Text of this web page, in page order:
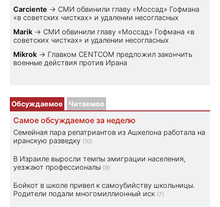
Carciente → СМИ обвинили главу «Моссад» Гофмана
«в советских чистках» и удалении несогласных
Marik → СМИ обвинили главу «Моссад» Гофмана «в
советских чистках» и удалении несогласных
Mikrok → Главком CENTCOM предложил закончить
военные действия против Ирана
Обсуждаемое Читаемое
Самое обсуждаемое за неделю
Семейная пара репатриантов из Ашкелона работала на
иранскую разведку (10)
В Израиле выросли темпы эмиграции населения,
уезжают профессионалы (9)
Бойкот в школе привел к самоубийству школьницы.
Родители подали многомиллионный иск (7)